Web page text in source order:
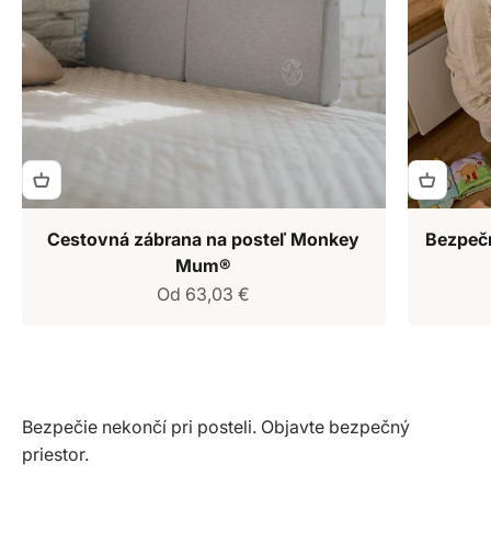
Cestovná zábrana na posteľ Monkey
Mum®
Predajná cena
Od 63,03 €
Bezpečie nekončí pri posteli. Objavte bezpečný
priestor.
Ohrádky